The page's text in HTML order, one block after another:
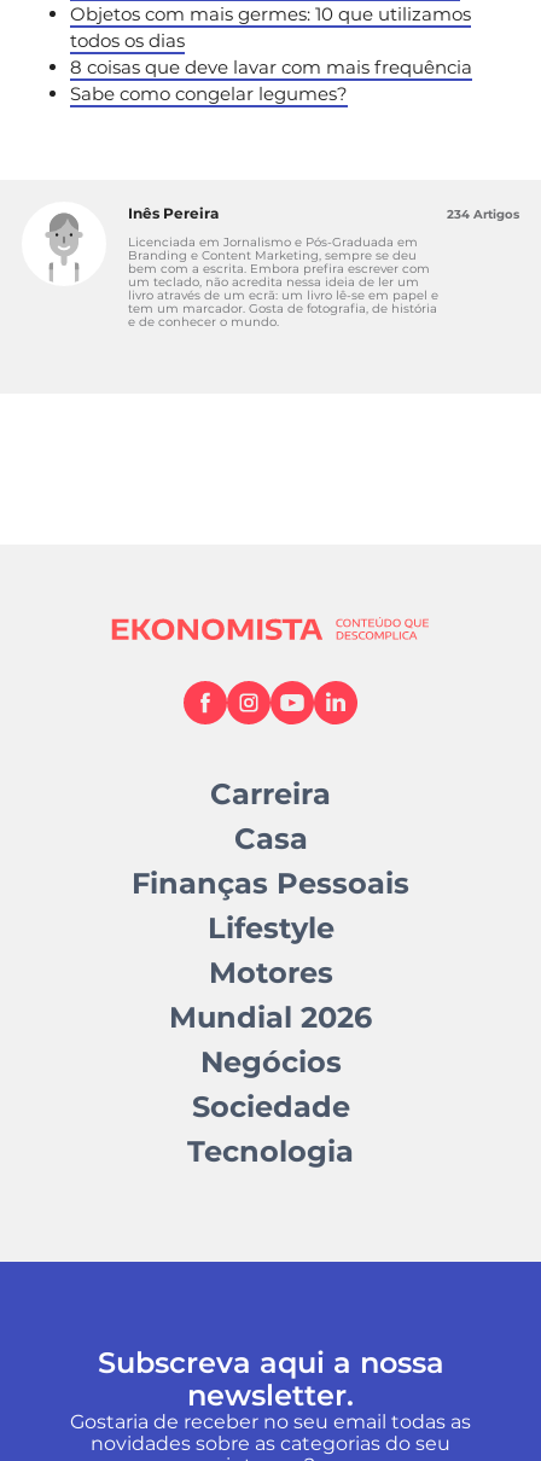
Objetos com mais germes: 10 que utilizamos
todos os dias
8 coisas que deve lavar com mais frequência
Sabe como congelar legumes?
Inês Pereira
Licenciada em Jornalismo e Pós-Graduada em
Branding e Content Marketing, sempre se deu
bem com a escrita. Embora prefira escrever com
um teclado, não acredita nessa ideia de ler um
livro através de um ecrã: um livro lê-se em papel e
tem um marcador. Gosta de fotografia, de história
e de conhecer o mundo.
234 Artigos
Carreira
Casa
Finanças Pessoais
Lifestyle
Motores
Mundial 2026
Negócios
Sociedade
Tecnologia
Subscreva aqui a nossa
newsletter.
Gostaria de receber no seu email todas as
novidades sobre as categorias do seu